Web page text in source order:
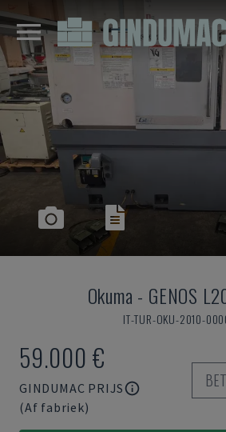
Okuma - GENOS
IT-TUR-OKU-2010-
59.000 €
GINDUMAC PRIJS
(Af fabriek)